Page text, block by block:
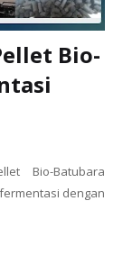
Bio-
Bio-Batubara
dengan